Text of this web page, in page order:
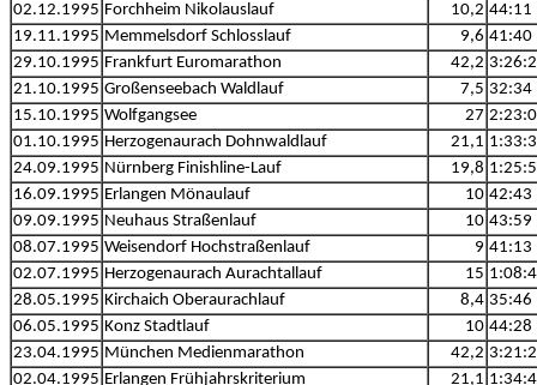
02.12.1995 Forchheim Nikolauslauf 10,2 44:11
19.11.1995 Memmelsdorf Schlosslauf 9,6 41:40
29.10.1995 Frankfurt Euromarathon 42,2
21.10.1995 Großenseebach Waldlauf 7,5 32:34
15.10.1995 Wolfgangsee 27
01.10.1995 Herzogenaurach Dohnwaldlauf 21,1
24.09.1995 Nürnberg Finishline-Lauf 19,8
16.09.1995 Erlangen Mönaulauf 10 42:43
09.09.1995 Neuhaus Straßenlauf 10 43:59
08.07.1995 Weisendorf Hochstraßenlauf 9 41:13
02.07.1995 Herzogenaurach Aurachtallauf 15
28.05.1995 Kirchaich Oberaurachlauf 8,4 35:46
06.05.1995 Konz Stadtlauf 10 44:28
23.04.1995 München Medienmarathon 42,2
02.04.1995 Erlangen Frühjahrskriterium 21,1